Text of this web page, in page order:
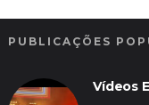
PUBLICAÇÕES
Vídeos